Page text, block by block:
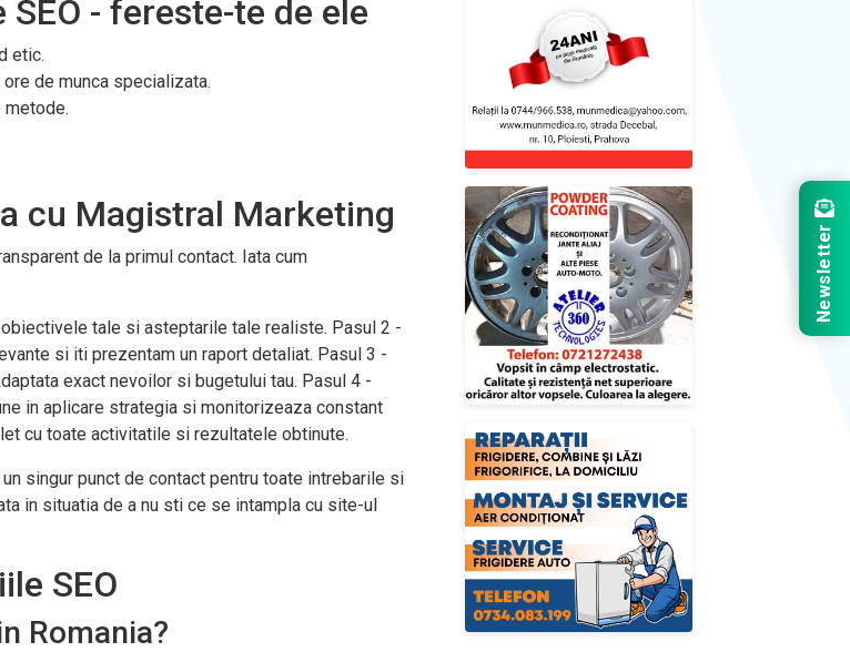
- fereste-te de ele
etic.
de munca specializata.
cu Magistral Marketing
de la primul contact. Iata cum
tale si asteptarile tale realiste. Pasul 2 -
si iti prezentam un raport detaliat. Pasul 3 -
exact nevoilor si bugetului tau. Pasul 4 -
in aplicare strategia si monitorizeaza constant
cu toate activitatile si rezultatele obtinute.
singur punct de contact pentru toate intrebarile si
in situatia de a nu sti ce se intampla cu site-ul
SEO
Romania?
Newsletter